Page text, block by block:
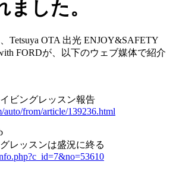
ました。
Tetsuya OTA 出光 ENJOY&SAFETY
FORDが、以下のウェブ媒体で紹介
ビングレッスン報告
auto/from/article/139236.html
レッスンは盛況に終る